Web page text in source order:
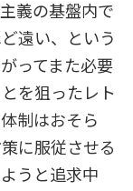
義の基盤内で
遠い、という
ってまた必要
を狙ったレト
制はおそら
に服従させる
うと追求中